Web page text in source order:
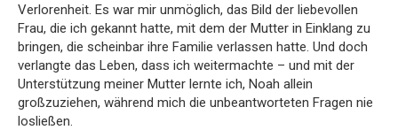
Verlorenheit. Es war mir unmöglich, das Bild der liebevollen
Frau, die ich gekannt hatte, mit dem der Mutter in Einklang zu
bringen, die scheinbar ihre Familie verlassen hatte. Und doch
verlangte das Leben, dass ich weitermachte – und mit der
Unterstützung meiner Mutter lernte ich, Noah allein
großzuziehen, während mich die unbeantworteten Fragen nie
losließen.